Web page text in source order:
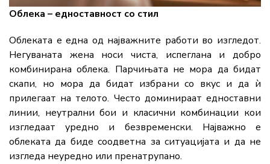
Облека – едноставност со стил
Облеката е една од најважните работи во изгледот.
Негуваната жена носи чиста, испеглана и добро
комбинирана облека. Парчињата не мора да бидат
скапи, но мора да бидат избрани со вкус и да ѝ
прилегаат на телото. Често доминираат едноставни
линии, неутрални бои и класични комбинации кои
изгледаат уредно и безвременски. Најважно е
облеката да биде соодветна за ситуацијата и да не
изгледа неуредно или пренатрупано.